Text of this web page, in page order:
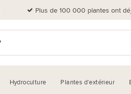
Plus de 100 000 plantes ont
Hydroculture Plantes d’extérieur